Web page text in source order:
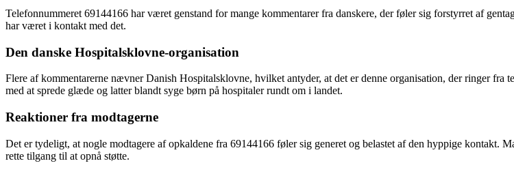
Telefonnummeret 69144166 har været genstand for mange kommentarer fra danskere, der føler sig forstyrret af
har været i kontakt med det.
Den danske Hospitalsklovne-organisation
Flere af kommentarerne nævner Danish Hospitalsklovne, hvilket antyder, at det er denne organisation, der ringer
med at sprede glæde og latter blandt syge børn på hospitaler rundt om i landet.
Reaktioner fra modtagerne
Det er tydeligt, at nogle modtagere af opkaldene fra 69144166 føler sig generet og belastet af den hyppige kontakt.
rette tilgang til at opnå støtte.